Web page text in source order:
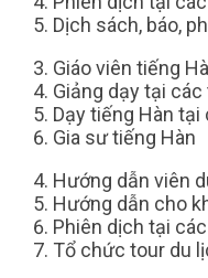
Dịch sách, báo,
Giáo viên tiếng
Giảng dạy tại
Dạy tiếng Hàn
Gia sư tiếng Hàn
Hướng dẫn viên
Hướng dẫn cho
Phiên dịch tại
Tổ chức tour du